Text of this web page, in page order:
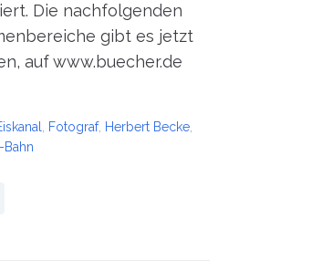
Die nachfolgenden
gibt es jetzt
auf www.buecher.de
Fotograf, Herbert Becke
Bahn